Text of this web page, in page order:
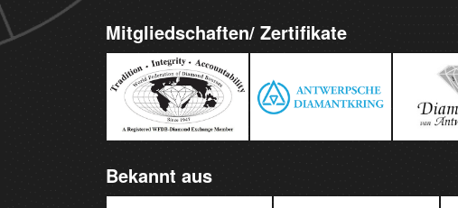
Mitgliedschaften/ Zertifikate
Bekannt aus